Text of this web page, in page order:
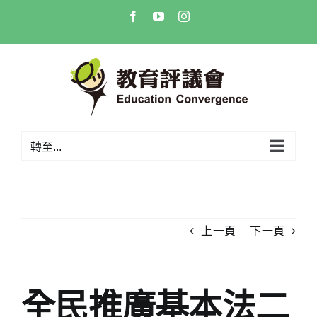
content
FacebookYouTubeInstagram
轉至...
上一頁 下一頁
全民推廣基本法二